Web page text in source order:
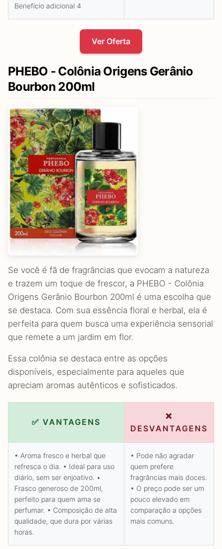
Benefício adicional 4
Ver Oferta
PHEBO - Colônia Origens Gerânio
Bourbon 200ml
Se você é fã de fragrâncias que evocam a natureza
e trazem um toque de frescor, a PHEBO - Colônia
Origens Gerânio Bourbon 200ml é uma escolha que
se destaca. Com sua essência floral e herbal, ela é
perfeita para quem busca uma experiência sensorial
que remete a um jardim em flor.
Essa colônia se destaca entre as opções
disponíveis, especialmente para aqueles que
apreciam aromas autênticos e sofisticados.
✅ VANTAGENS
❌
DESVANTAGENS
• Aroma fresco e herbal que
refresca o dia. • Ideal para uso
diário, sem ser enjoativo. •
Frasco generoso de 200ml,
perfeito para quem ama se
perfumar. • Composição de alta
qualidade, que dura por várias
horas.
• Pode não agradar
quem prefere
fragrâncias mais doces.
• O preço pode ser um
pouco elevado em
comparação a opções
mais comuns.